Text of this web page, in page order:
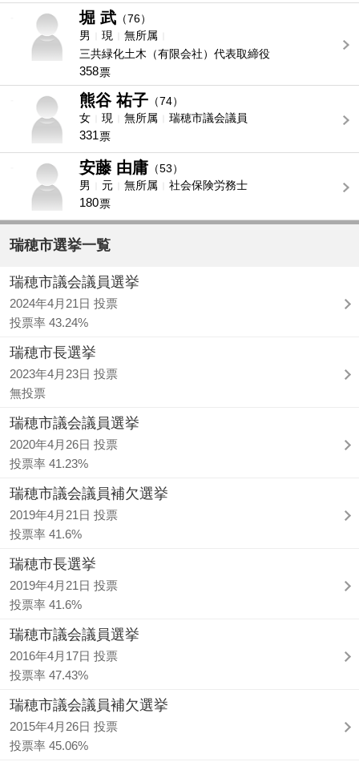
堀 武 （76）
男
現
無所属
三共緑化土木（有限会社）代表取締役
358票
熊谷 祐子 （74）
女
現 無所属 瑞穂市議会議員
331票
安藤 由庸 （53）
男
元 無所属 社会保険労務士
180票
瑞穂市選挙一覧
瑞穂市議会議員選挙
2024年4月21日 投票
投票率 43.24%
瑞穂市長選挙
2023年4月23日 投票
無投票
瑞穂市議会議員選挙
2020年4月26日 投票
投票率 41.23%
瑞穂市議会議員補欠選挙
2019年4月21日 投票
投票率 41.6%
瑞穂市長選挙
2019年4月21日 投票
投票率 41.6%
瑞穂市議会議員選挙
2016年4月17日 投票
投票率 47.43%
瑞穂市議会議員補欠選挙
2015年4月26日 投票
投票率 45.06%